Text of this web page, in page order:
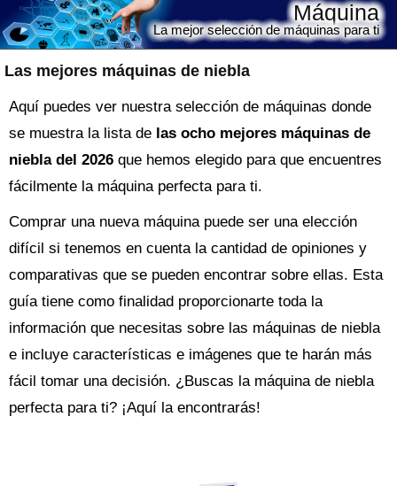
Las mejores máquinas de niebla
Máquina
La mejor selección de máquinas para ti
Aquí puedes ver nuestra selección de máquinas donde
se muestra la lista de las ocho mejores máquinas de
niebla del 2026 que hemos elegido para que encuentres
fácilmente la máquina perfecta para ti.
Comprar una nueva máquinapuede ser una elección
difícil si tenemos en cuenta la cantidad de opiniones y
comparativas que se pueden encontrar sobre ellas. Esta
guía tiene como finalidad proporcionarte toda la
información que necesitas sobre las máquinas de niebla
e incluye características e imágenes que te harán más
fácil tomar una decisión. ¿Buscas la máquinade niebla
perfecta para ti? ¡Aquí la encontrarás!